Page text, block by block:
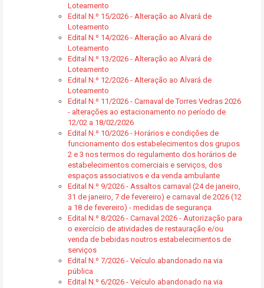
Loteamento
Edital N.º 15/2026 - Alteração ao Alvará de
Loteamento
Edital N.º 14/2026 - Alteração ao Alvará de
Loteamento
Edital N.º 13/2026 - Alteração ao Alvará de
Loteamento
Edital N.º 12/2026 - Alteração ao Alvará de
Loteamento
Edital N.º 11/2026 - Carnaval de Torres Vedras 2026
- alterações ao estacionamento no período de
12/02 a 18/02/2026
Edital N.º 10/2026 - Horários e condições de
funcionamento dos estabelecimentos dos grupos
2 e 3 nos termos do regulamento dos horários de
estabelecimentos comerciais e serviços, dos
espaços associativos e da venda ambulante
Edital N.º 9/2026 - Assaltos carnaval (24 de janeiro,
31 de janeiro, 7 de fevereiro) e carnaval de 2026 (12
a 18 de fevereiro) - medidas de segurança
Edital N.º 8/2026 - Carnaval 2026 - Autorização para
o exercício de atividades de restauração e/ou
venda de bebidas noutros estabelecimentos de
serviços
Edital N.º 7/2026 - Veículo abandonado na via
pública
Edital N.º 6/2026 - Veículo abandonado na via